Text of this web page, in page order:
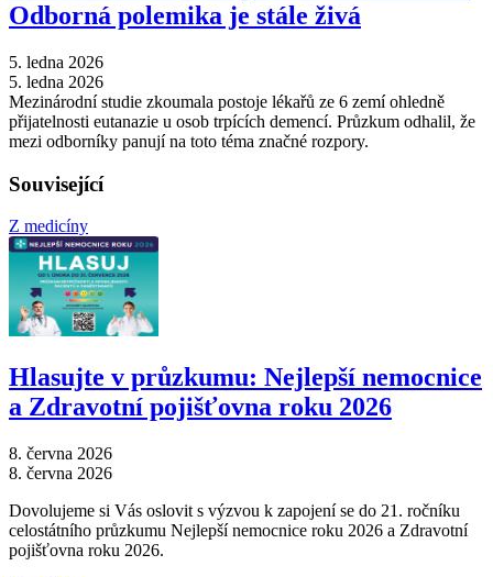
Odborná polemika je stále živá
5. ledna 2026
5. ledna 2026
Mezinárodní studie zkoumala postoje lékařů ze 6 zemí ohledně
přijatelnosti eutanazie u osob trpících demencí. Průzkum odhalil, že
mezi odborníky panují na toto téma značné rozpory.
Související
Z medicíny
Hlasujte v průzkumu: Nejlepší nemocnice
a Zdravotní pojišťovna roku 2026
8. června 2026
8. června 2026
Dovolujeme si Vás oslovit s výzvou k zapojení se do 21. ročníku
celostátního průzkumu Nejlepší nemocnice roku 2026 a Zdravotní
pojišťovna roku 2026.